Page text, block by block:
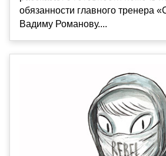
обязанности главного тренера
Вадиму Романову....